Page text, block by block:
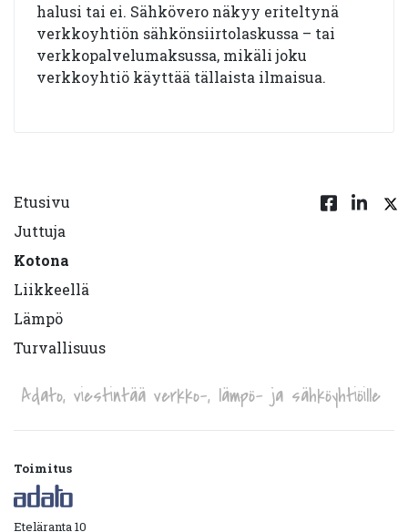
halusi tai ei. Sähkövero näkyy eriteltynä
verkkoyhtiön sähkönsiirtolaskussa – tai
verkkopalvelumaksussa, mikäli joku
verkkoyhtiö käyttää tällaista ilmaisua.
Etusivu
Juttuja
Kotona
Liikkeellä
Lämpö
Turvallisuus
Adato, viestintää verkko-, lämpö- ja sähköyhtiöille
Toimitus
Eteläranta 10